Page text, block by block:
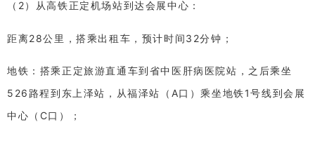
（2）从高铁正定机场站到达会展中心：
距离28公里，搭乘出租车，预计时间32分钟；
地铁：搭乘正定旅游直通车到省中医肝病医院站，之后乘坐
526路程到东上泽站，从福泽站（A口）乘坐地铁1号线到会展
中心（C口）；